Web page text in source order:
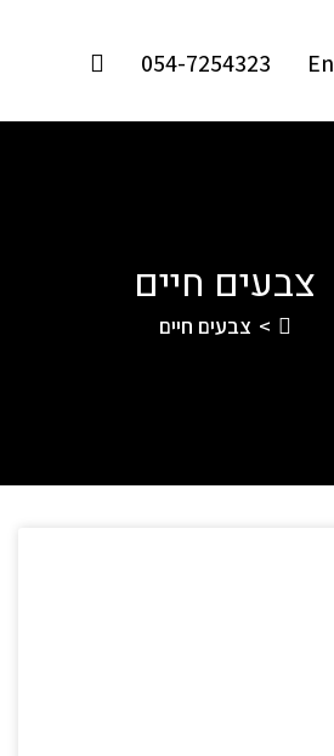
En
054-7254323
צבעים חיים
> צבעים חיים